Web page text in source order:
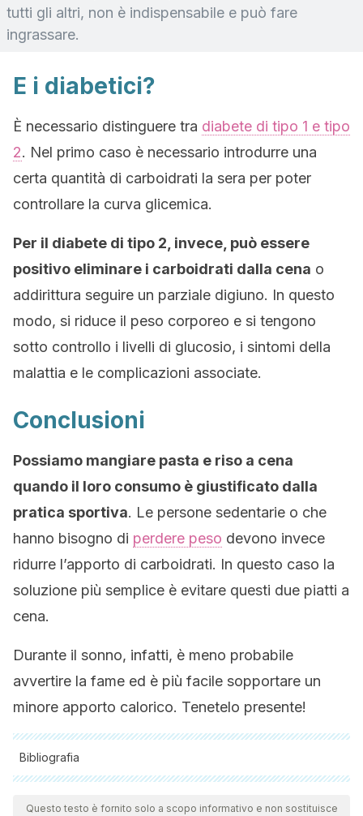
tutti gli altri, non è indispensabile e può fare
ingrassare.
E i diabetici?
È necessario distinguere tra diabete di tipo 1 e tipo
2. Nel primo caso è necessario introdurre una
certa quantità di carboidrati la sera per poter
controllare la curva glicemica.
Per il diabete di tipo 2, invece, può essere
positivo eliminare i carboidrati dalla cena o
addirittura seguire un parziale digiuno. In questo
modo, si riduce il peso corporeo e si tengono
sotto controllo i livelli di glucosio, i sintomi della
malattia e le complicazioni associate.
Conclusioni
Possiamo mangiare pasta e riso a cena
quando il loro consumo è giustificato dalla
pratica sportiva. Le persone sedentarie o che
hanno bisogno di perdere peso devono invece
ridurre l’apporto di carboidrati. In questo caso la
soluzione più semplice è evitare questi due piatti a
cena.
Durante il sonno, infatti, è meno probabile
avvertire la fame ed è più facile sopportare un
minore apporto calorico. Tenetelo presente!
Bibliografia
Tutte le fonti citate sono state esaminate a fondo dal nostro
team per garantirne la qualità, l'affidabilità, l'attualità e la
Questo testo è fornito solo a scopo informativo e non sostituisce